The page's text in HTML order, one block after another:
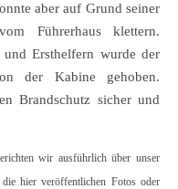
aber auf Grund seiner
Führerhaus klettern.
und Ersthelfern wurde der
der Kabine gehoben.
Brandschutz sicher und
wir ausführlich über unser
die hier veröffentlichen Fotos oder